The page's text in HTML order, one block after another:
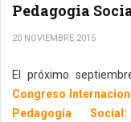
Pedagogia
20 NOVIEMBRE 2015
El próximo
Congreso
Pedagogía